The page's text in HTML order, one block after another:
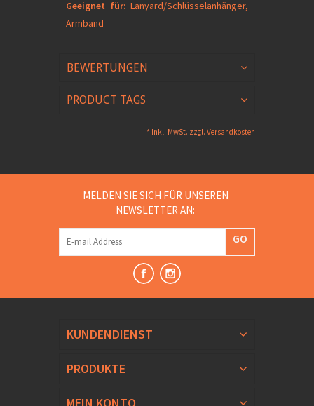
Geeignet für: Lanyard/Schlüsselanhänger,
Armband
BEWERTUNGEN
PRODUCT TAGS
* Inkl. MwSt. zzgl. Versandkosten
MELDEN SIE SICH FÜR UNSEREN
NEWSLETTER AN:
GO
KUNDENDIENST
PRODUKTE